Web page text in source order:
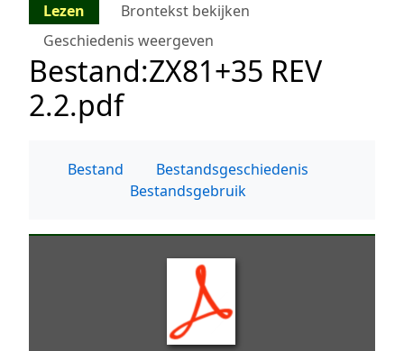
Lezen
Brontekst bekijken
Geschiedenis weergeven
Bestand:ZX81+35 REV
2.2.pdf
Bestand
Bestandsgeschiedenis
Bestandsgebruik